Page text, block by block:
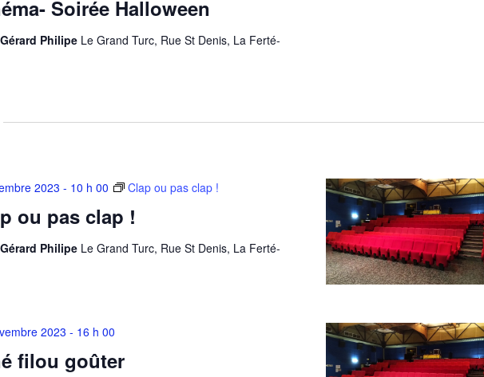
Soirée Halloween
Philipe Le Grand Turc, Rue St Denis, La Ferté-
ou pas clap !
2023 - 10 h 00 Clap ou pas clap !
Philipe Le Grand Turc, Rue St Denis, La Ferté-
filou goûter
2023 - 16 h 00